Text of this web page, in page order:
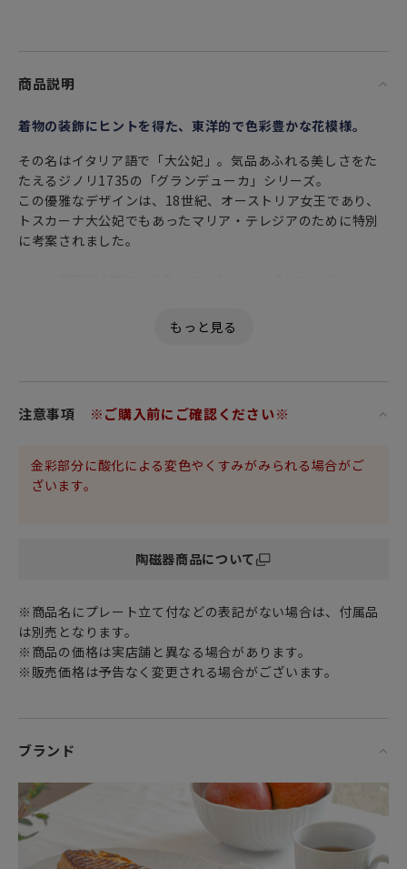
商品説明
着物の装飾にヒントを得た、東洋的で色彩豊かな花模様。
その名はイタリア語で「大公妃」。気品あふれる美しさをた
たえるジノリ1735の「グランデューカ」シリーズ。
この優雅なデザインは、18世紀、オーストリア女王であり、
トスカーナ大公妃でもあったマリア・テレジアのために特別
に考案されました。
繊細な色彩と流麗な筆致は、可憐さの中にも東洋的なエキゾ
ます。
り、イタリアならではの表現力を最大限に発揮してきたリチ
ド名への変更となりました。
時を重ねるごとに価値を増す品質、クラフトマンシップそし
て Made in Italy にこだわり、よりデザイン性の高い、新しい
ブランドアイデンティティを展開しています。
注意事項 ※ご購入前にご確認ください※
金彩部分に酸化による変色やくすみがみられる場合がご
ざいます。
陶磁器商品について
※商品名にプレート立て付などの表記がない場合は、付属品
は別売となります。
※商品の価格は実店舗と異なる場合があります。
※販売価格は予告なく変更される場合がございます。
ブランド